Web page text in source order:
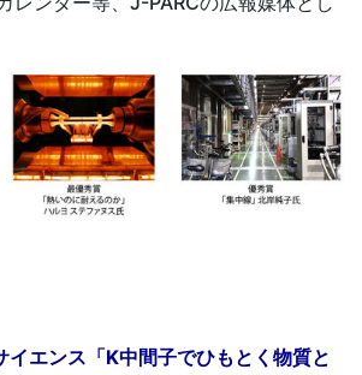
エンス「K中間子でひもとく物質と